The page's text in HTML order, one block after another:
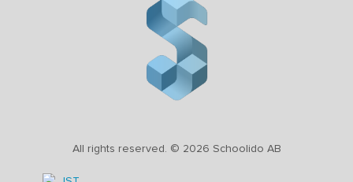
All rights reserved. © 2026 Schoolido AB